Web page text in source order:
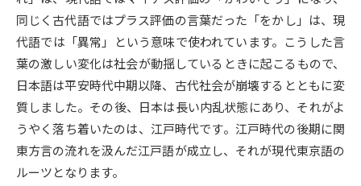
大学研究 大学検索
大学で学べる内容や特徴を調べる
新増設大学・学部・学科特集
国際・グローバルに強い大学特
データサイエンス特集
同じく古代語ではプラス評価の言葉だった「をかし」は、現
代語では「異常」という意味で使われています。こうした言
葉の激しい変化は社会が動揺しているときに起こるもので、
日本語は平安時代中期以降、古代社会が崩壊するとともに変
質しました。その後、日本は長い内乱状態にあり、それがよ
うやく落ち着いたのは、江戸時代です。江戸時代の後期に関
東方言の流れを汲んだ江戸語が成立し、それが現代東京語の
ルーツとなります。